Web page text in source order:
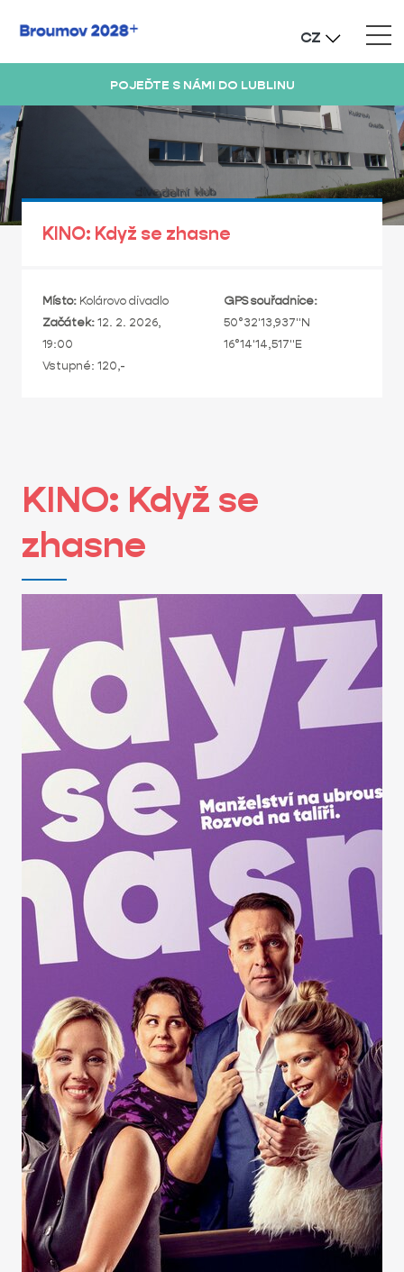
CZ
POJEĎTE S NÁMI DO LUBLINU
KINO: Když se zhasne
Místo: Kolárovo divadlo
Začátek:12. 2. 2026,
19:00
Vstupné: 120,-
GPS souřadnice:
50°32'13,937"N
16°14'14,517"E
KINO: Když se
zhasne